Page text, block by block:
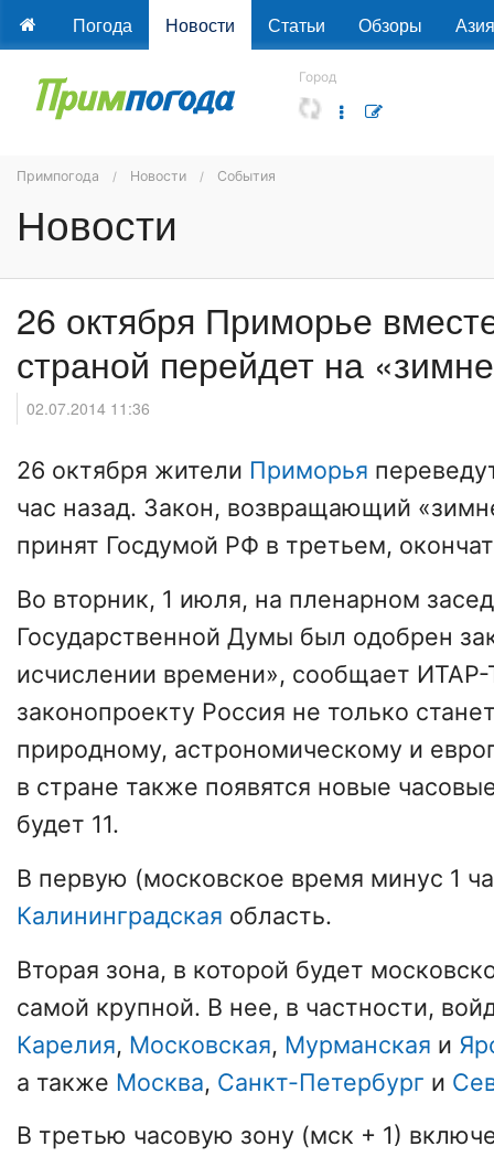
Погода Новости Статьи Обзоры Азия
Город
Примпогода Новости События
Новости
26 октября Приморье
страной перейдет на
02.07.2014 11:36
26 октября жители Приморья
час назад. Закон, возвращающий
принят Госдумой РФ в третьем,
Во вторник, 1 июля, на пленарном
Государственной Думы был одобрен
исчислении времени», сообщает
законопроекту Россия не только
природному, астрономическому и
в стране также появятся новые
будет 11.
В первую (московское время минус 1
Калининградская область.
Вторая зона, в которой будет
самой крупной. В нее, в частности,
Карелия, Московская, Мурманская и
а также Москва, Санкт-Петербург и
В третью часовую зону (мск + 1)